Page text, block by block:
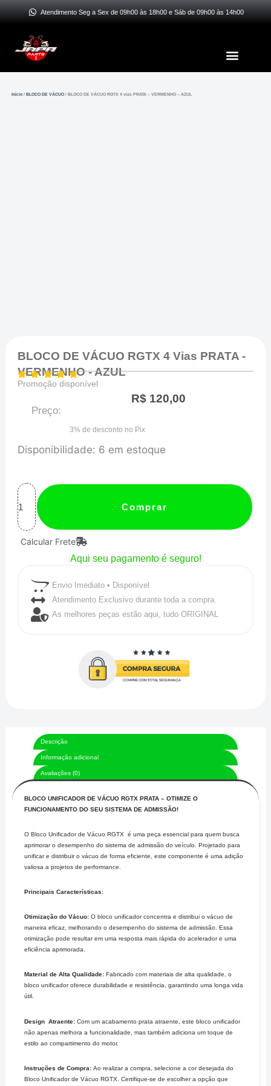
Ir
conteúdo
Atendimento Seg a Sex de 09h00 às 18h00 e Sáb de 09h00 às 14h00
Menu
Início /BLOCO DE VÁCUO / BLOCO DE VÁCUO RGTX 4 vias PRATA – VERMENHO – AZUL
BLOCO DE VÁCUO RGTX 4 Vias PRATA -
VERMENHO - AZUL
Promoção disponível
Preço:
R$120,00
3% de desconto no Pix
Disponibilidade: 6 em estoque
BLOCO
VÁCUO
RGTX
4
vias
VERMENHO
Comprar
Calcular Frete
Aqui seu pagamento é seguro!
Envio Imediato • Disponível
Atendimento Exclusivo durante toda a compra.
As melhores peças estão aqui, tudo ORIGINAL
Descrição
Informação adicional
Avaliações (0)
BLOCO UNIFICADOR DE VÁCUO RGTX PRATA – OTIMIZE O
FUNCIONAMENTO DO SEU SISTEMA DE ADMISSÃO!
O Bloco Unificador de Vácuo RGTX é uma peça essencial para quem busca
aprimorar o desempenho do sistema de admissão do veículo. Projetado para
unificar e distribuir o vácuo de forma eficiente, este componente é uma adição
valiosa a projetos de performance.
Principais Características:
Otimização do Vácuo: O bloco unificador concentra e distribui o vácuo de
maneira eficaz, melhorando o desempenho do sistema de admissão. Essa
otimização pode resultar em uma resposta mais rápida do acelerador e uma
eficiência aprimorada.
Material de Alta Qualidade: Fabricado com materiais de alta qualidade, o
bloco unificador oferece durabilidade e resistência, garantindo uma longa vida
útil.
Design Atraente: Com um acabamento prata atraente, este bloco unificador
não apenas melhora a funcionalidade, mas também adiciona um toque de
estilo ao compartimento do motor.
Instruções de Compra: Ao realizar a compra, selecione a cor desejada do
Bloco Unificador de Vácuo RGTX. Certifique-se de escolher a opção que